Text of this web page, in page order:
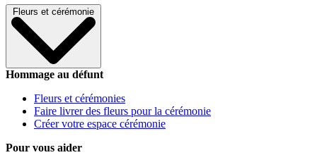
Fleurs et cérémonie
Hommage au défunt
Fleurs et cérémonies
Faire livrer des fleurs pour la cérémonie
Créer votre espace cérémonie
Pour vous aider